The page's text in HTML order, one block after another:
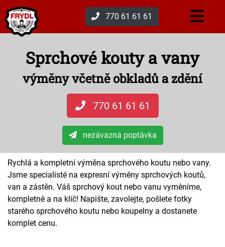
770 61 61 61
Sprchové kouty a vany
výměny včetně obkladů a zdění
770 61 61 61
nezávazná poptávka
Rychlá a kompletní výměna sprchového koutu nebo vany.
Jsme specialisté na expresní výměny sprchových koutů,
van a zástěn. Váš sprchový kout nebo vanu vyměníme,
kompletně a na klíč! Napište, zavolejte, pošlete fotky
starého sprchového koutu nebo koupelny a dostanete
komplet cenu.